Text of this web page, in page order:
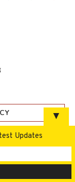
▼
Updates